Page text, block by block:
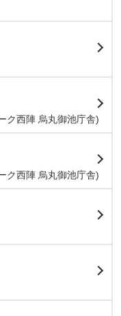
ク西陣 烏丸御池庁舎)
ク西陣 烏丸御池庁舎)